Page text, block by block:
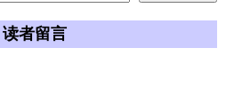
读者留言